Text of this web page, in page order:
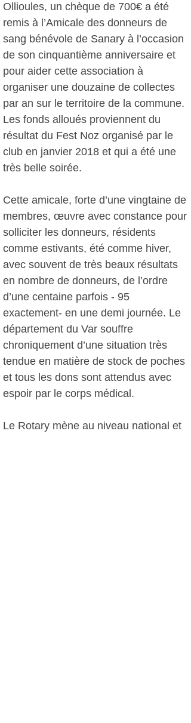
Ollioules, un chèque de 700€ a été
remis à l’Amicale des donneurs de
sang bénévole de Sanary à l’occasion
de son cinquantième anniversaire et
pour aider cette association à
organiser une douzaine de collectes
par an sur le territoire de la commune.
Les fonds alloués proviennent du
résultat du Fest Noz organisé par le
club en janvier 2018 et qui a été une
très belle soirée.
Cette amicale, forte d’une vingtaine de
membres, œuvre avec constance pour
solliciter les donneurs, résidents
comme estivants, été comme hiver,
avec souvent de très beaux résultats
en nombre de donneurs, de l’ordre
d’une centaine parfois - 95
exactement- en une demi journée. Le
département du Var souffre
chroniquement d’une situation très
tendue en matière de stock de poches
et tous les dons sont attendus avec
espoir par le corps médical.
Le Rotary mène au niveau national et